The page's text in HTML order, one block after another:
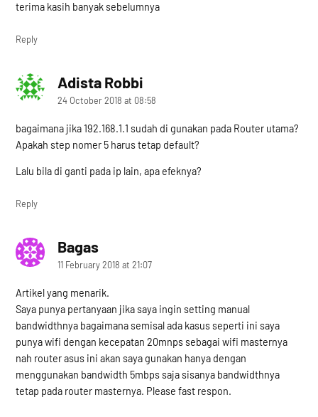
terima kasih banyak sebelumnya
Reply
Adista Robbisays:
24 October 2018 at 08:58
bagaimana jika 192.168.1.1 sudah di gunakan pada Router utama?
Apakah step nomer 5 harus tetap default?
Lalu bila di ganti pada ip lain, apa efeknya?
Reply
Bagassays:
11 February 2018 at 21:07
Artikel yang menarik.
Saya punya pertanyaan jika saya ingin setting manual
bandwidthnya bagaimana semisal ada kasus seperti ini saya
punya wifi dengan kecepatan 20mnps sebagai wifi masternya
nah router asus ini akan saya gunakan hanya dengan
menggunakan bandwidth 5mbps saja sisanya bandwidthnya
tetap pada router masternya. Please fast respon.